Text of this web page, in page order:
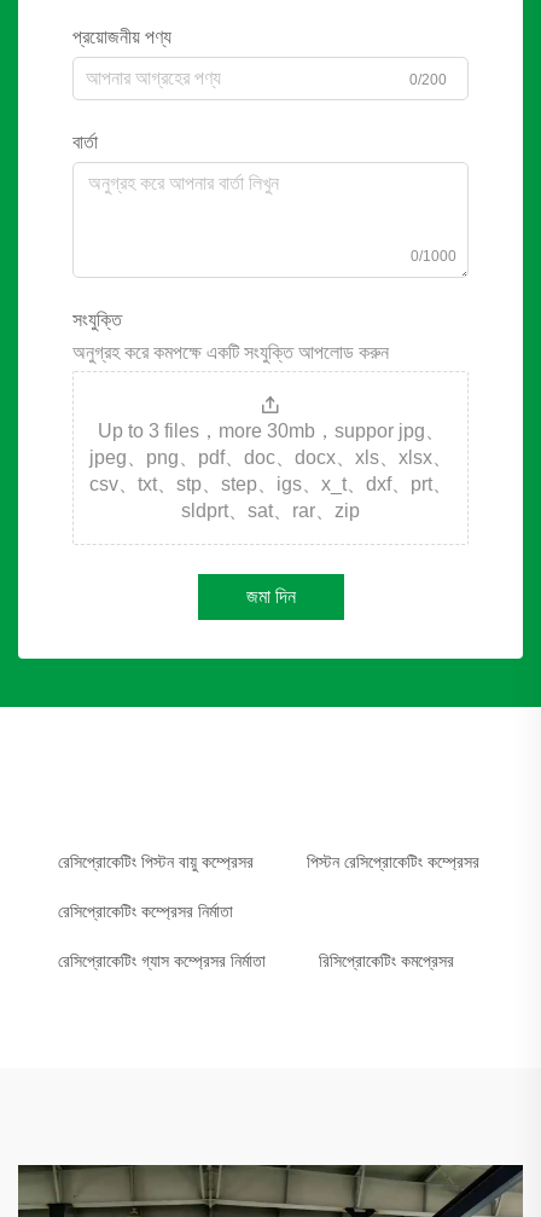
প্রয়োজনীয় পণ্য
0/200
বার্তা
0/1000
সংযুক্তি
অনুগ্রহ করে কমপক্ষে একটি সংযুক্তি আপলোড করুন
Up to 3 files，more 30mb，suppor jpg、
jpeg、png、pdf、doc、docx、xls、xlsx、
csv、txt、stp、step、igs、x_t、dxf、prt、
sldprt、sat、rar、zip
জমা দিন
রেসিপ্রোকেটিং পিস্টন বায়ু কম্প্রেসর পিস্টন রেসিপ্রোকেটিং কম্প্রেসর
রেসিপ্রোকেটিং কম্প্রেসর নির্মাতা
রেসিপ্রোকেটিং গ্যাস কম্প্রেসর নির্মাতা রিসিপ্রোকেটিং কমপ্রেসর